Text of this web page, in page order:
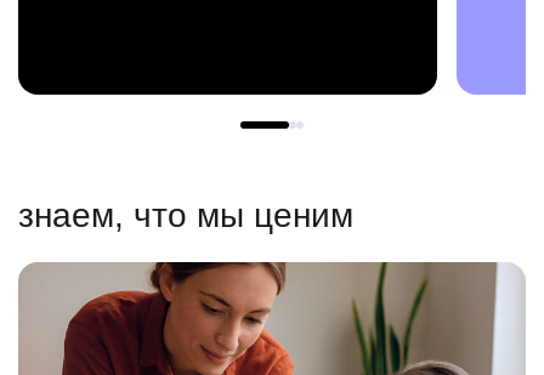
знаем, что мы ценим